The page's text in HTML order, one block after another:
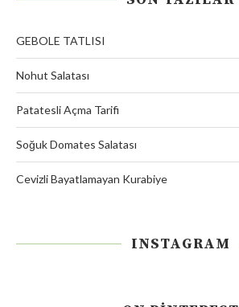
GEBOLE TATLISI
Nohut Salatası
Patatesli Açma Tarifi
Soğuk Domates Salatası
Cevizli Bayatlamayan Kurabiye
INSTAGRAM